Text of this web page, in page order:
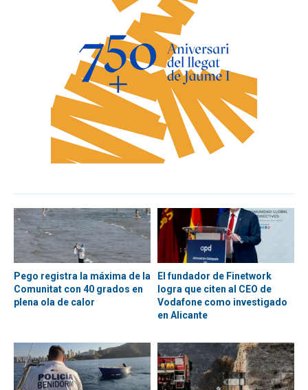
Pego registra la máxima de la
Comunitat con 40 grados en
plena ola de calor
El fundador de Finetwork
logra que citen al CEO de
Vodafone como investigado
en Alicante